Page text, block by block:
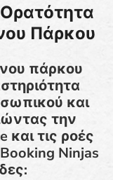
Πάρκου
πάρκου
και
την
και τις ροές
Ninjas